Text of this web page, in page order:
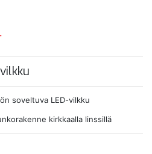
soveltuva LED-vilkku
kirkkaalla linssillä